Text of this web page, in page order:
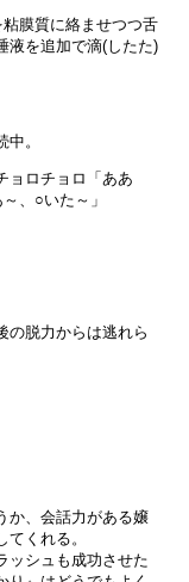
膜質に絡ませつつ舌
液を追加で滴(したた)
。
ョロチョロ「ああ
、○いた～」
の脱力からは逃れら
か、会話力がある嬢
くれる。
ッシュも成功させた